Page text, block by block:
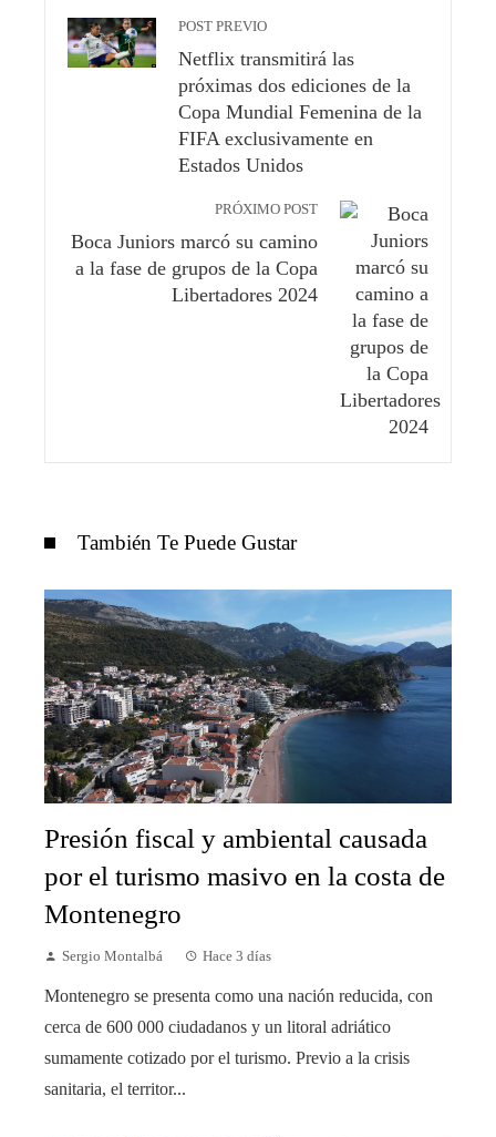
POST PREVIO
Netflix transmitirá las
próximas dos ediciones de la
Copa Mundial Femenina de la
FIFA exclusivamente en
Estados Unidos
PRÓXIMO POST
Boca Juniors marcó su camino
a la fase de grupos de la Copa
Libertadores 2024
También Te Puede Gustar
Presión fiscal y ambiental causada
por el turismo masivo en la costa de
Montenegro
Sergio Montalbá Hace 3 días
Montenegro se presenta como una nación reducida, con
cerca de 600 000 ciudadanos y un litoral adriático
sumamente cotizado por el turismo. Previo a la crisis
sanitaria, el territor...